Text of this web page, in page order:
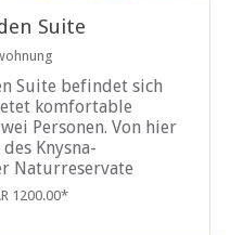
Suite
Suite befindet sich
komfortable
Personen. Von hier
Knysna-
Naturreservate
1200.00*